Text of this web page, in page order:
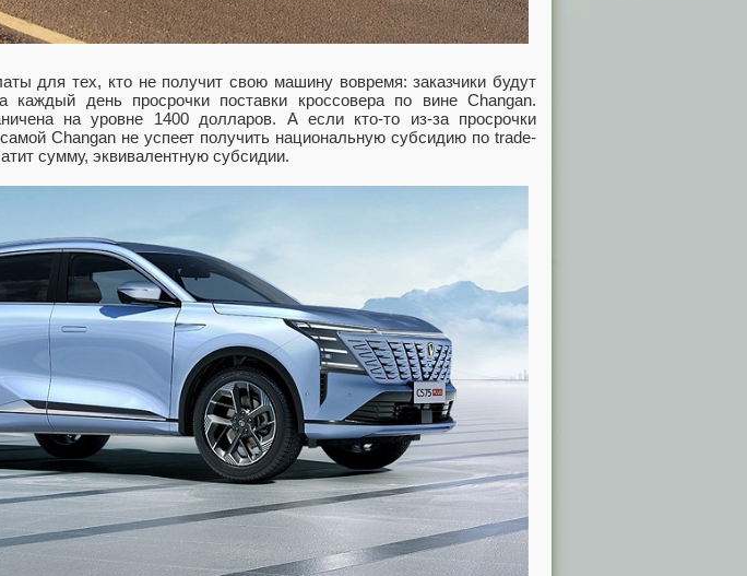
для тех, кто не получит свою машину вовремя: заказчики будут
каждый день просрочки поставки кроссовера по вине Changan.
на уровне 1400 долларов. А если кто-то из-за просрочки
Changan не успеет получить национальную субсидию по trade-
сумму, эквивалентную субсидии.